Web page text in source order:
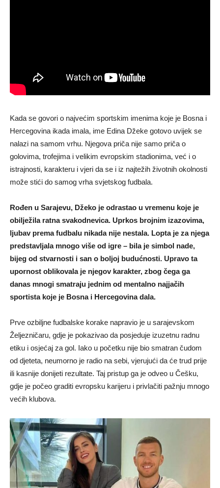
Kada se govori o najvećim sportskim imenima koje je Bosna i
Hercegovina ikada imala, ime Edina Džeke gotovo uvijek se
nalazi na samom vrhu. Njegova priča nije samo priča o
golovima, trofejima i velikim evropskim stadionima, već i o
istrajnosti, karakteru i vjeri da se i iz najtežih životnih okolnosti
može stići do samog vrha svjetskog fudbala.
Rođen u Sarajevu, Džeko je odrastao u vremenu koje je
obilježila ratna svakodnevica. Uprkos brojnim izazovima,
ljubav prema fudbalu nikada nije nestala. Lopta je za njega
predstavljala mnogo više od igre – bila je simbol nade,
bijeg od stvarnosti i san o boljoj budućnosti. Upravo ta
upornost oblikovala je njegov karakter, zbog čega ga
danas mnogi smatraju jednim od mentalno najjačih
sportista koje je Bosna i Hercegovina dala.
Prve ozbiljne fudbalske korake napravio je u sarajevskom
Željezničaru, gdje je pokazivao da posjeduje izuzetnu radnu
etiku i osjećaj za gol. Iako u početku nije bio smatran čudom
od djeteta, neumorno je radio na sebi, vjerujući da će trud prije
ili kasnije donijeti rezultate. Taj pristup ga je odveo u Češku,
gdje je počeo graditi evropsku karijeru i privlačiti pažnju mnogo
većih klubova.